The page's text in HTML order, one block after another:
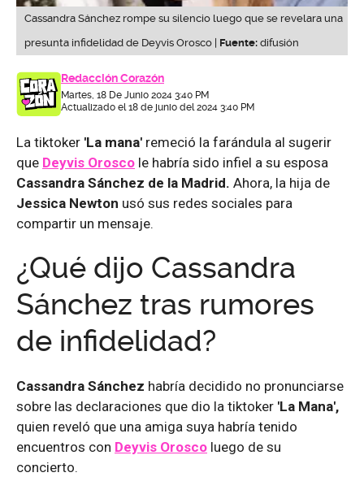
Cassandra Sánchez rompe su silencio luego que se revelara una
presunta infidelidad de Deyvis Orosco | Fuente: difusión
Redacción Corazón
Martes, 18 De Junio 2024 3:40 PM
Actualizado el 18 de junio del 2024 3:40 PM
La tiktoker 'La mana' remeció la farándula al sugerir
que Deyvis Orosco le habría sido infiel a su esposa
Cassandra Sánchez de la Madrid. Ahora, la hija de
Jessica Newton usó sus redes sociales para
compartir un mensaje.
¿Qué dijo Cassandra
Sánchez tras rumores
de infidelidad?
Cassandra Sánchez habría decidido no pronunciarse
sobre las declaraciones que dio la tiktoker 'La Mana',
quien reveló que una amiga suya habría tenido
encuentros con Deyvis Orosco luego de su
concierto.